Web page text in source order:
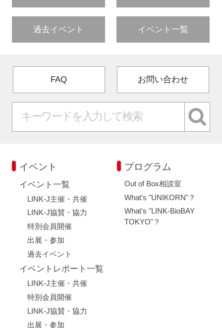
過去イベント イベント一覧
FAQ お問い合わせ
イベント
イベント一覧
LINK-J主催・共催
LINK-J協賛・協力
特別会員開催
出展・参加
過去イベント
イベントレポート一覧
LINK-J主催・共催
特別会員開催
LINK-J協賛・協力
出展・参加
プログラム
Out of Box相談室
What's "UNIKORN"？
What's "LINK-BioBAY
TOKYO"？